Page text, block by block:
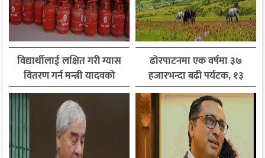
विद्यार्थीलाई लक्षित गरी ग्यास
वितरण गर्न मन्त्री यादवको
निर्देशन
ढोरपाटनमा एक वर्षमा ३७
हजारभन्दा बढी पर्यटक, १३
हजारले बढ्यो आगमन